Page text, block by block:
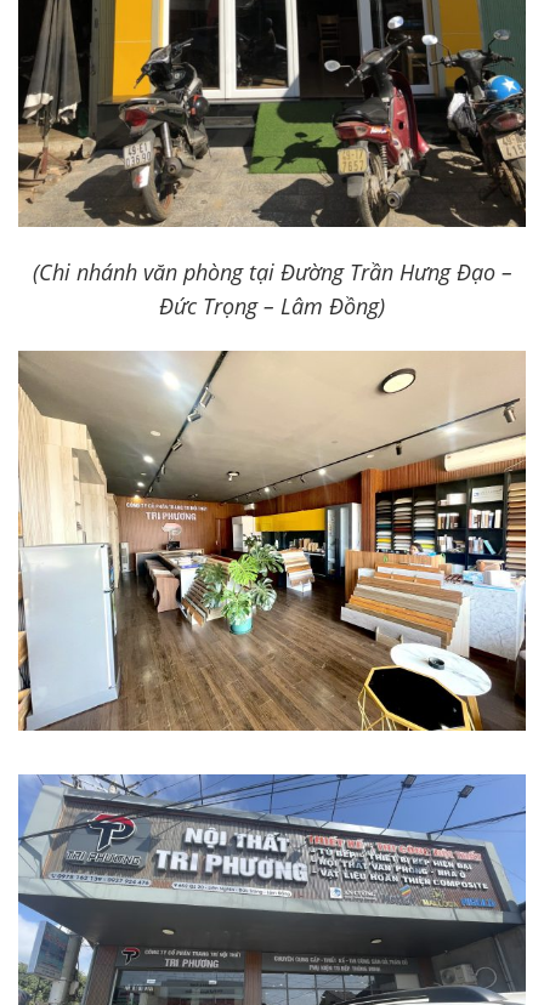
(Chi nhánh văn phòng tại Đường Trần Hưng Đạo –
Đức Trọng – Lâm Đồng)